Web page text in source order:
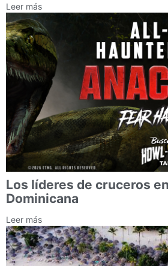
Leer más
Los líderes de cruceros
Dominicana
Leer más